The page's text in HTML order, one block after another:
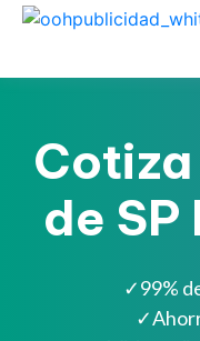
de
✓99%
✓